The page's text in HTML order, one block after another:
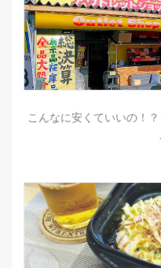
こんなに安くていいの！